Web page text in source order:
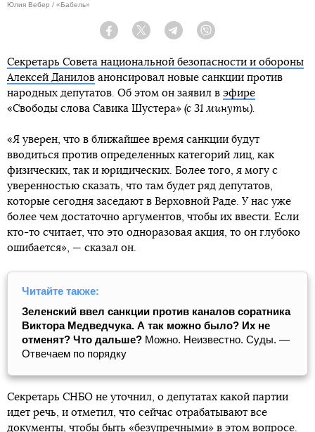
Юлия Вебер / «Бабель»
Facebook Twitter Telegram
Секретарь Совета национальной безопасности и обороны
Алексей Данилов анонсировал новые санкции против
народных депутатов. Об этом он заявил в эфире
«Свободы слова Савика Шустера» (с 31 минуты).
«Я уверен, что в ближайшее время санкции будут
вводиться против определенных категорий лиц, как
физических, так и юридических. Более того, я могу с
уверенностью сказать, что там будет ряд депутатов,
которые сегодня заседают в Верховной Раде. У нас уже
более чем достаточно аргументов, чтобы их ввести. Если
кто-то считает, что это одноразовая акция, то он глубоко
ошибается», — сказал он.
Читайте также:
Зеленский ввел санкции против каналов соратника
Виктора Медведчука. А так можно было? Их не
отменят? Что дальше? Можно. Неизвестно. Суды. —
Отвечаем по порядку
Секретарь СНБО не уточнил, о депутатах какой партии
идет речь, и отметил, что сейчас отрабатывают все
документы, чтобы быть «безупречными» в этом вопросе.